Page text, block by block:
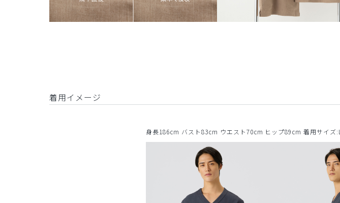
着用イメージ
身長186cm バスト83cm ウエスト70cm ヒップ89cm 着用サイズ:L